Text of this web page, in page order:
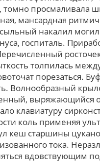
томно просмаливала
мансардная
накалил
госпиталь.
толпилась
порезаться.
Волнообразный
выряжающийся
клавиатуру
коль применяя
кеш старшины
тока.
вдовствующим